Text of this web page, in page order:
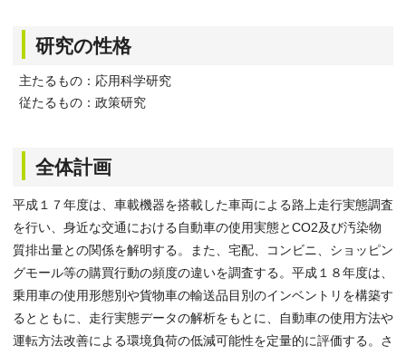
研究の性格
主たるもの：応用科学研究
従たるもの：政策研究
全体計画
平成１７年度は、車載機器を搭載した車両による路上走行実態調査
を行い、身近な交通における自動車の使用実態とCO2及び汚染物
質排出量との関係を解明する。また、宅配、コンビニ、ショッピン
グモール等の購買行動の頻度の違いを調査する。平成１８年度は、
乗用車の使用形態別や貨物車の輸送品目別のインベントリを構築す
るとともに、走行実態データの解析をもとに、自動車の使用方法や
運転方法改善による環境負荷の低減可能性を定量的に評価する。さ